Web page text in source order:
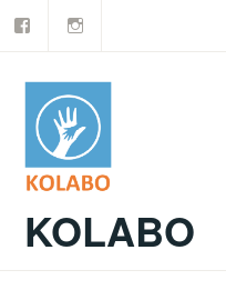
Doorgaan
inhoud
KOLABO